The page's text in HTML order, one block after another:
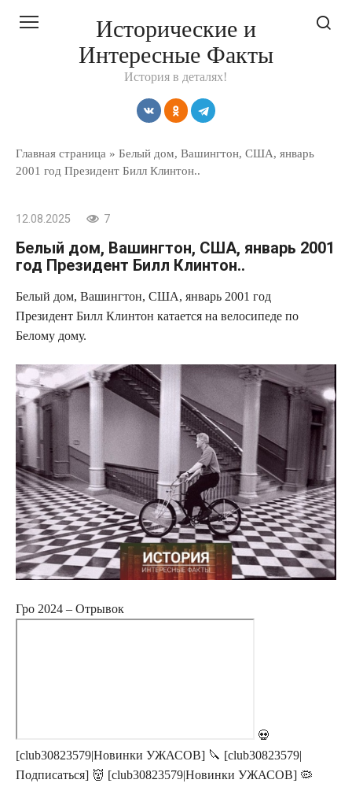
Исторические и
Интересные Факты
История в деталях!
Главная страница » Белый дом, Вашингтон, США, январь
2001 год Президент Билл Клинтон..
12.08.2025 7
Белый дом, Вашингтон, США, январь 2001
год Президент Билл Клинтон..
Белый дом, Вашингтон, США, январь 2001 год
Президент Билл Клинтон катается на велосипеде по
Белому дому.
Гро 2024 – Отрывок
💀
[club30823579|Новинки УЖАСОВ] 🔪 [club30823579|
Подписаться] 👹 [club30823579|Новинки УЖАСОВ] 🦠